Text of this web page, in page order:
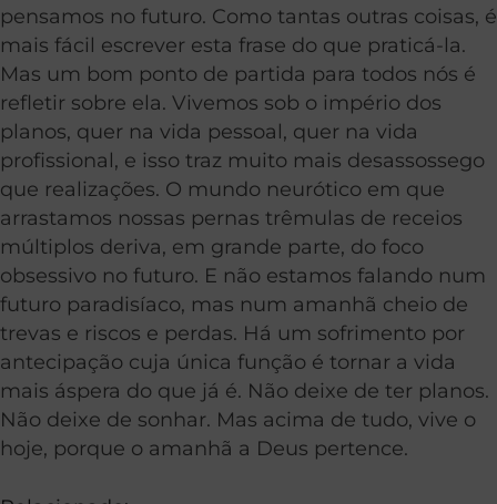
pensamos no futuro. Como tantas outras coisas, é
mais fácil escrever esta frase do que praticá-la.
Mas um bom ponto de partida para todos nós é
refletir sobre ela. Vivemos sob o império dos
planos, quer na vida pessoal, quer na vida
profissional, e isso traz muito mais desassossego
que realizações. O mundo neurótico em que
arrastamos nossas pernas trêmulas de receios
múltiplos deriva, em grande parte, do foco
obsessivo no futuro. E não estamos falando num
futuro paradisíaco, mas num amanhã cheio de
trevas e riscos e perdas. Há um sofrimento por
antecipação cuja única função é tornar a vida
mais áspera do que já é. Não deixe de ter planos.
Não deixe de sonhar. Mas acima de tudo, vive o
hoje, porque o amanhã a Deus pertence.